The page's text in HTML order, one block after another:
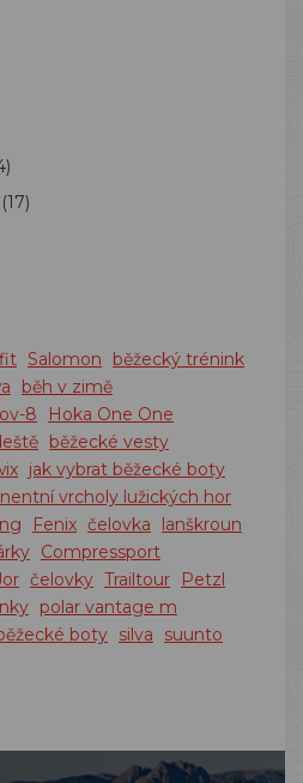
(17)
Salomon
běžecký trénink
běh v zimě
8
Hoka One One
běžecké vesty
jak vybrat běžecké boty
vrcholy lužických hor
Fenix čelovka
lanškroun
Compressport
čelovky Trailtour
Petzl
polar vantage m
boty silva
suunto